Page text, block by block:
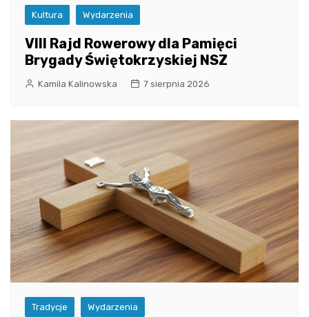
Kultura Wydarzenia
VIII Rajd Rowerowy dla Pamięci
Brygady Świętokrzyskiej NSZ
Kamila Kalinowska 7 sierpnia 2026
Tradycje Wydarzenia